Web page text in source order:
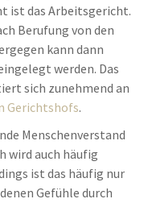
ist das Arbeitsgericht.
Berufung von den
kann dann
werden. Das
sich zunehmend an
Gerichtshofs.
Menschenverstand
wird auch häufig
ist das häufig nur
Gefühle durch